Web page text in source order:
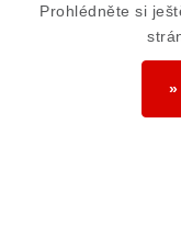
Prohlédněte si